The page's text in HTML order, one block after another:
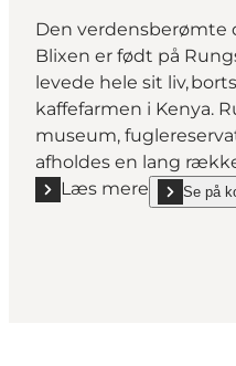
Den verdensberømte
Blixen er født på
levede hele sit liv,
kaffefarmen i Kenya.
museum,
afholdes en lang
Læs mere
Læs mere "KarenSe på
show